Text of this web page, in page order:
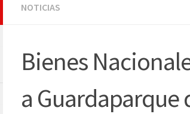
NOTICIAS
Bienes
a Guardaparque